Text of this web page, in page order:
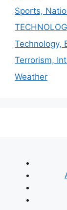
Sports,
Technology,
Terrorism,
Weather